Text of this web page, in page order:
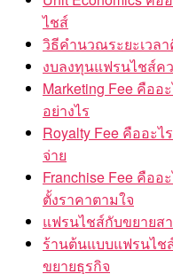
ไชส์
วิธีคำนวณระยะเวล
งบลงทุนแฟรนไชส์ค
Marketing Fee คืออ
อย่างไร
Royalty Fee คืออะไ
จ่าย
Franchise Fee คือ
ตั้งราคาตามใจ
แฟรนไชส์กับขยายส
ร้านต้นแบบแฟรนไช
ขยายธุรกิจ